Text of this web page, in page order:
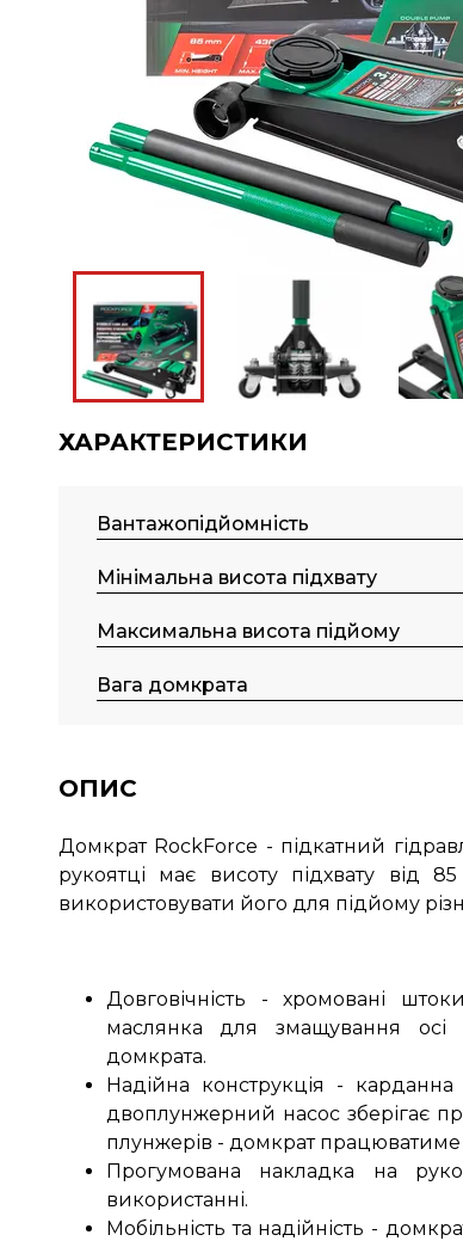
ХАРАКТЕРИСТИКИ
Вантажопідйомність
Мінімальна висота підхвату
Максимальна висота підйому
Вага домкрата
ОПИС
Домкрат RockForce - підкатний
рукоятці має висоту підхвату
використовувати його для підйому
Довговічність - хромовані
маслянка для змащування
домкрата.
Надійна конструкція - карданна
двоплунжерний насос зберігає
плунжерів - домкрат працюватиме
Прогумована накладка на
використанні.
Мобільність та надійність -